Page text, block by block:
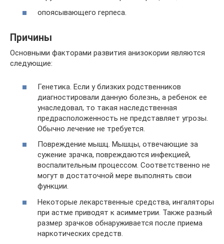
опоясывающего герпеса.
Причины
Основными факторами развития анизокории являются
следующие:
Генетика. Если у близких родственников
диагностировали данную болезнь, а ребенок ее
унаследовал, то такая наследственная
предрасположенность не представляет угрозы.
Обычно лечение не требуется.
Повреждение мышц. Мышцы, отвечающие за
сужение зрачка, повреждаются инфекцией,
воспалительным процессом. Соответственно не
могут в достаточной мере выполнять свои
функции.
Некоторые лекарственные средства, ингаляторы
при астме приводят к асимметрии. Также разный
размер зрачков обнаруживается после приема
наркотических средств.